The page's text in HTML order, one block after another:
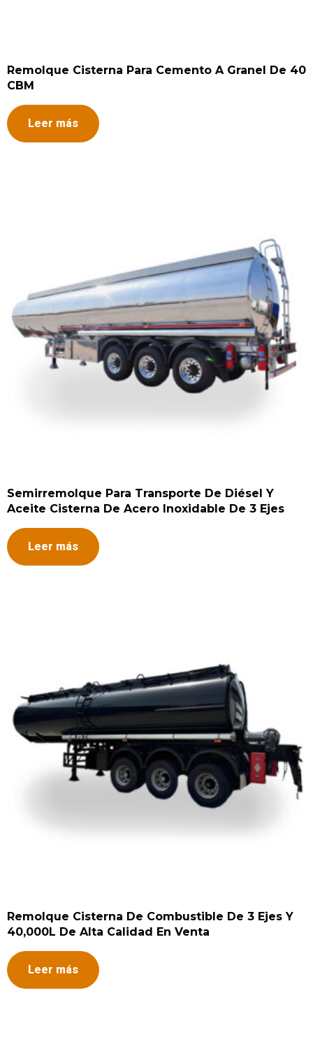
Remolque Cisterna Para Cemento A Granel De 40
CBM
Leer más
Semirremolque Para Transporte De Diésel Y
Aceite Cisterna De Acero Inoxidable De 3 Ejes
Leer más
Remolque Cisterna De Combustible De 3 Ejes Y
40,000L De Alta Calidad En Venta
Leer más